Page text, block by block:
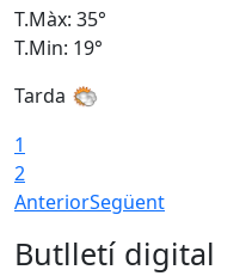
T.Màx: 35°
T.Min: 19°
Tarda
1
2
AnteriorSegüent
Butlletí digital